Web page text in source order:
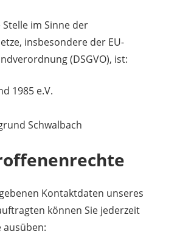
im Sinne der
insbesondere der EU-
(DSGVO), ist:
1985 e.V.
Schwalbach
Kontaktdaten unseres
können Sie jederzeit
ausüben: